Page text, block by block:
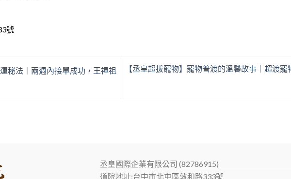
號
秘法｜兩週內接單成功，王禪祖
【丞皇超拔寵物】寵物普渡的溫馨故事｜超渡
丞皇國際企業有限公司 (82786915)
道院地址:台中市北屯區敦和路333號